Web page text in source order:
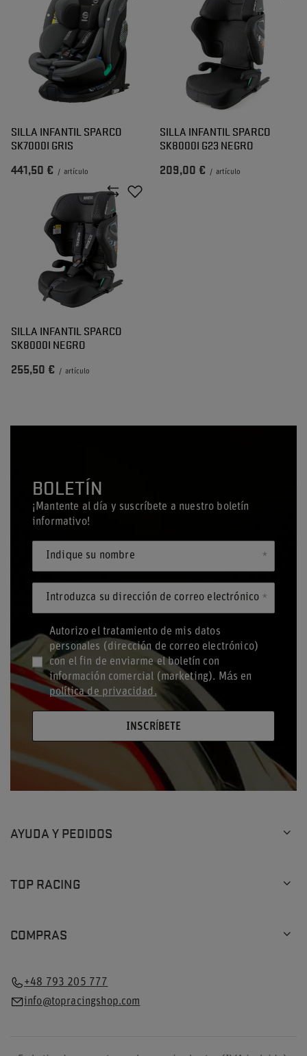
SILLA INFANTIL SPARCO
SK7000I GRIS
441,50 € / artículo
SILLA INFANTIL SPARCO
SK8000I G23 NEGRO
209,00 € / artículo
SILLA INFANTIL SPARCO
SK8000I NEGRO
255,50 € / artículo
BOLETÍN
¡Mantente al día y suscríbete a nuestro boletín
informativo!
Indique su nombre
Introduzca su dirección de correo electrónico
Autorizo el tratamiento de mis datos
personales (dirección de correo electrónico)
con el fin de enviarme el boletín con
información comercial (marketing). Más en
política de privacidad.
INSCRÍBETE
AYUDA Y PEDIDOS
TOP RACING
COMPRAS
+48 793 205 777
info@topracingshop.com